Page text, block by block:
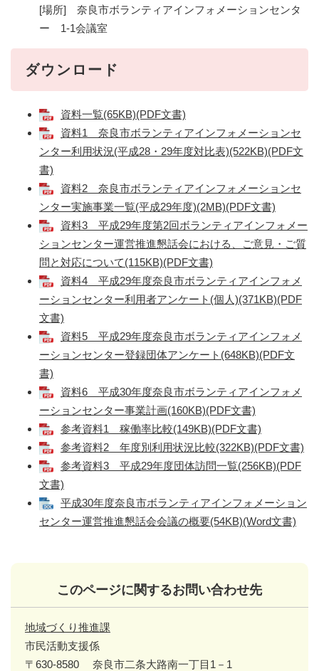
[場所] 奈良市ボランティアインフォメーションセンタ
ー 1-1会議室
ダウンロード
資料一覧(65KB)(PDF文書)
資料1 奈良市ボランティアインフォメーションセ
ンター利用状況(平成28・29年度対比表)(522KB)(PDF文
書)
資料2 奈良市ボランティアインフォメーションセ
ンター実施事業一覧(平成29年度)(2MB)(PDF文書)
資料3 平成29年度第2回ボランティアインフォメー
ションセンター運営推進懇話会における、ご意見・ご質
問と対応について(115KB)(PDF文書)
資料4 平成29年度奈良市ボランティアインフォメ
ーションセンター利用者アンケート(個人)(371KB)(PDF
文書)
資料5 平成29年度奈良市ボランティアインフォメ
ーションセンター登録団体アンケート(648KB)(PDF文
書)
資料6 平成30年度奈良市ボランティアインフォメ
ーションセンター事業計画(160KB)(PDF文書)
参考資料1 稼働率比較(149KB)(PDF文書)
参考資料2 年度別利用状況比較(322KB)(PDF文書)
参考資料3 平成29年度団体訪問一覧(256KB)(PDF
文書)
平成30年度奈良市ボランティアインフォメーション
センター運営推進懇話会会議の概要(54KB)(Word文書)
このページに関するお問い合わせ先
地域づくり推進課
市民活動支援係
〒630-8580
奈良市二条大路南一丁目1－1